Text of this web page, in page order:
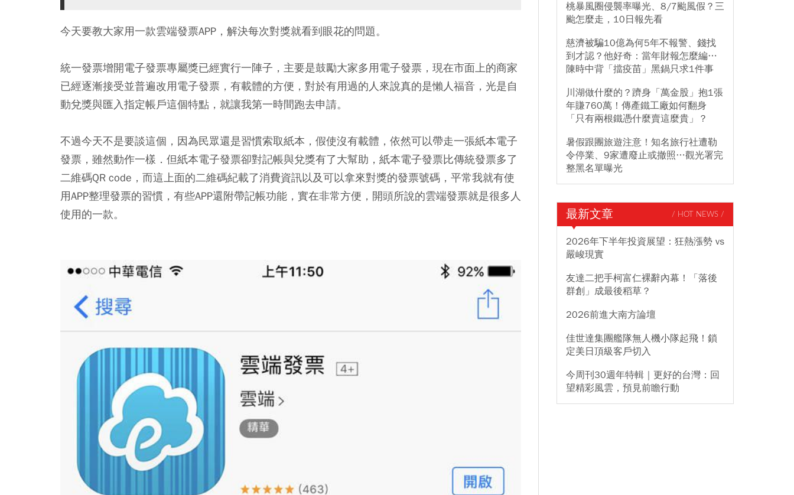
今天要教大家用一款雲端發票APP，解決每次對獎就看到眼花的問題。
統一發票增開電子發票專屬獎已經實行一陣子，主要是鼓勵大家多用電子發票，現在市面上的商家
已經逐漸接受並普遍改用電子發票，有載體的方便，對於有用過的人來說真的是懶人福音，光是自
動兌獎與匯入指定帳戶這個特點，就讓我第一時間跑去申請。
不過今天不是要談這個，因為民眾還是習慣索取紙本，假使沒有載體，依然可以帶走一張紙本電子
發票，雖然動作一樣．但紙本電子發票卻對記帳與兌獎有了大幫助，紙本電子發票比傳統發票多了
二維碼QR code，而這上面的二維碼紀載了消費資訊以及可以拿來對獎的發票號碼，平常我就有使
用APP整理發票的習慣，有些APP還附帶記帳功能，實在非常方便，開頭所說的雲端發票就是很多人
使用的一款。
桃暴風圈侵襲率曝光、8/7颱風假？三
颱怎麼走，10日報先看
慈濟被騙10億為何5年不報警、錢找
到才認？他好奇：當年財報怎麼編…
陳時中背「擋疫苗」黑鍋只求1件事
川湖做什麼的？躋身「萬金股」抱1張
年賺760萬！傳產鐵工廠如何翻身
「只有兩根鐵憑什麼賣這麼貴」？
暑假跟團旅遊注意！知名旅行社遭勒
令停業、9家遭廢止或撤照…觀光署完
整黑名單曝光
最新文章 / HOT NEWS /
2026年下半年投資展望：狂熱漲勢 vs
嚴峻現實
友達二把手柯富仁裸辭內幕！「落後
群創」成最後稻草？
2026前進大南方論壇
佳世達集團艦隊無人機小隊起飛！鎖
定美日頂級客戶切入
今周刊30週年特輯｜更好的台灣：回
望精彩風雲，預見前瞻行動